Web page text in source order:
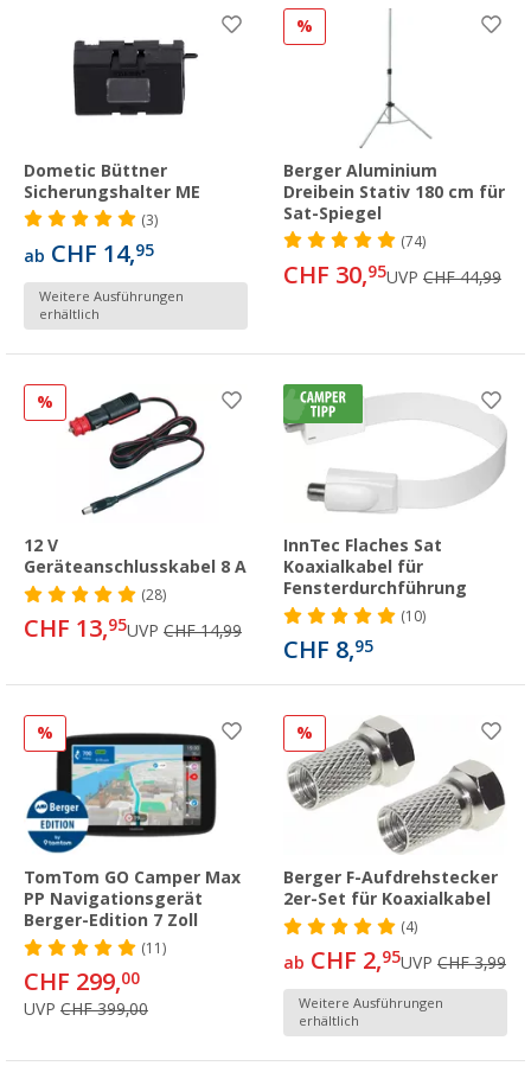
Dometic Büttner
Sicherungshalter ME
(3)
ab CHF 14,95
Weitere Ausführungen
erhältlich
%
Berger Aluminium
Dreibein Stativ 180 cm für
Sat-Spiegel
(74)
CHF 30,95UVP CHF 44,99
%
12 V
Geräteanschlusskabel 8 A
(28)
CHF 13,95UVP CHF 14,99
InnTec Flaches Sat
Koaxialkabel für
Fensterdurchführung
(10)
CHF 8,95
%
TomTom GO Camper Max
PP Navigationsgerät
Berger-Edition 7 Zoll
(11)
CHF 299,00
UVP CHF 399,00
%
Berger F-Aufdrehstecker
2er-Set für Koaxialkabel
(4)
ab CHF 2,95UVP CHF 3,99
Weitere Ausführungen
erhältlich